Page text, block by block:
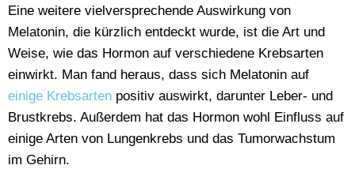
Eine weitere vielversprechende Auswirkung von
Melatonin, die kürzlich entdeckt wurde, ist die Art und
Weise, wie das Hormon auf verschiedene Krebsarten
einwirkt. Man fand heraus, dass sich Melatonin auf
einige Krebsarten positiv auswirkt, darunter Leber- und
Brustkrebs. Außerdem hat das Hormon wohl Einfluss auf
einige Arten von Lungenkrebs und das Tumorwachstum
im Gehirn.